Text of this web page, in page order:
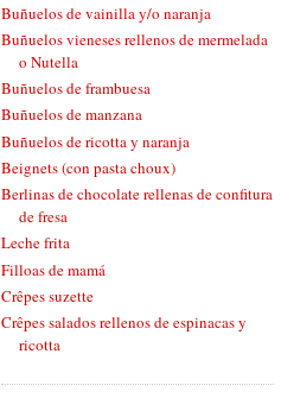
Buñuelos de vainilla y/o naranja
Buñuelos vieneses rellenos de mermelada
o Nutella
Buñuelos de frambuesa
Buñuelos de manzana
Buñuelos de ricotta y naranja
Beignets (con pasta choux)
Berlinas de chocolate rellenas de confitura
de fresa
Leche frita
Filloas de mamá
Crêpes suzette
Crêpes salados rellenos de espinacas y
ricotta